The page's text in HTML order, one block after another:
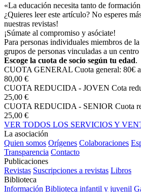
«La educación necesita tanto de
¿Quieres leer este artículo? No esperes
nuestras revistas!
¡Súmate al compromiso y asóciate!
Para personas individuales miembros de
grupos de personas vinculadas a un
Escoge la cuota de socio según tu edad.
CUOTA GENERAL Cuota general: 80€
80,00 €
CUOTA REDUCIDA - JOVEN Cota
25,00 €
CUOTA REDUCIDA - SENIOR Cuota
25,00 €
VER TODOS LOS SERVICIOS Y
La asociación
Quien somos Orígenes Colaboraciones
Transparencia Contacto
Publicaciones
Revistas Suscripciones a revistas Libros
Biblioteca
Información Biblioteca infantil y juvenil